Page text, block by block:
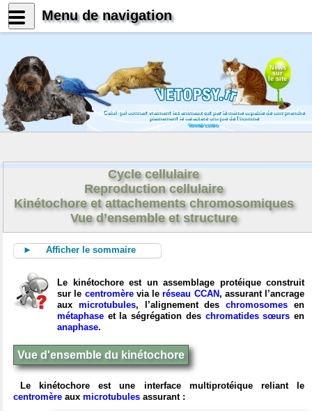
News
sur
le site
Celui qui connait vraiment les animaux est par là même capable de comprendre
pleinement le caractère unique de l'homme
Konrad Lorenz
Cycle cellulaire
Reproduction cellulaire
Kinétochore et attachements chromosomiques
Vue d’ensemble et structure
► Afficher le sommaire
Le kinétochore est un assemblage protéique construit
sur le centromèrevia leréseau CCAN, assurant l’ancrage
aux microtubules, l’alignement deschromosomes en
métaphase et la ségrégation des chromatides sœurs en
anaphase.
Vue d'ensemble du kinétochore
Le kinétochore est une interface multiprotéique reliant le
centromère aux microtubules assurant :
Menu de navigation